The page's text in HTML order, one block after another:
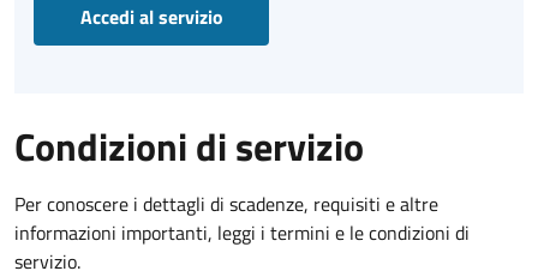
Accedi al servizio
Condizioni di servizio
Per conoscere i dettagli di scadenze, requisiti e altre
informazioni importanti, leggi i termini e le condizioni di
servizio.